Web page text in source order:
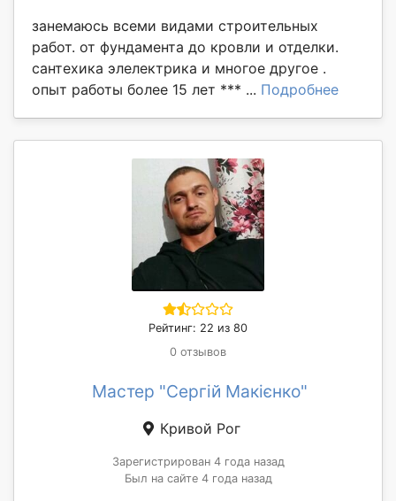
занемаюсь всеми видами строительных
работ. от фундамента до кровли и отделки.
сантехика элелектрика и многое другое .
опыт работы более 15 лет *** ... Подробнее
Рейтинг: 22 из 80
0 отзывов
Мастер "Сергій Макієнко"
Кривой Рог
Зарегистрирован 4 года назад
Был на сайте 4 года назад